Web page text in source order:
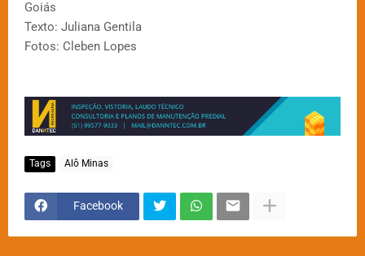
Goiás
Texto: Juliana Gentila
Fotos: Cleben Lopes
Tags Alô Minas
Facebook